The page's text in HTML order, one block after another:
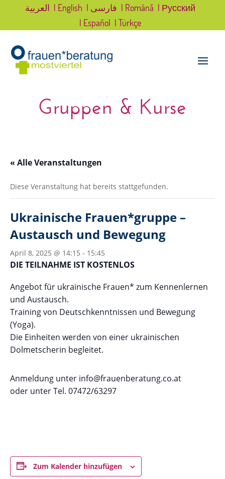
العربية | English | فارسی | Română | Русский
| Español | Türkçe
Gruppen & Kurse
« Alle Veranstaltungen
Diese Veranstaltung hat bereits stattgefunden.
Ukrainische Frauen*gruppe –
Austausch und Bewegung
April 8, 2025 @ 14:15 - 15:45
DIE TEILNAHME IST KOSTENLOS
Angebot für ukrainische Frauen* zum Kennenlernen
und Austausch.
Training von Deutschkenntnissen und Bewegung
(Yoga).
Die Einheiten werden von einer ukrainischen
Dolmetscherin begleitet.
Anmeldung unter info@frauenberatung.co.at
oder unter Tel. 07472/63297
Zum Kalender hinzufügen